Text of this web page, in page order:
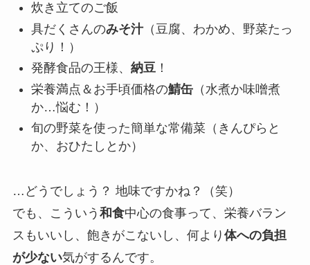
炊き立てのご飯
具だくさんのみそ汁（豆腐、わかめ、野菜たっ
ぷり！）
発酵食品の王様、 納豆！
栄養満点＆お手頃価格の鯖缶（水煮か味噌煮
か…悩む！）
旬の野菜を使った簡単な常備菜（きんぴらと
か、おひたしとか）
…どうでしょう？ 地味ですかね？（笑）
でも、こういう 和食中心の食事って、栄養バラン
スもいいし、飽きがこないし、何より 体への負担
が少ない気がするんです。